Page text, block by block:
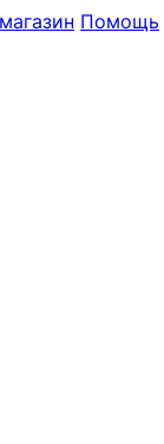
Помощь